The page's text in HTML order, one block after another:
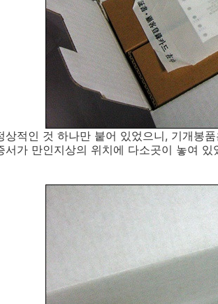
상적인 것 하나만 붙어 있었으니, 기개봉
서가 만인지상의 위치에 다소곳이 놓여 있